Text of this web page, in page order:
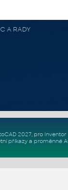
A RADY
2027, pro Inventor
příkazya proměnné